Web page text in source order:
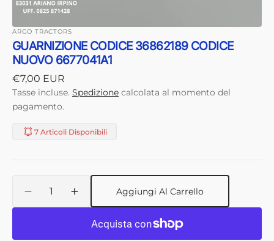
ARGO TRACTORS
GUARNIZIONE CODICE 36862189 CODICE
NUOVO 6677041A1
Prezzo
di
listino
€7,00 EUR
Tasse incluse. Spedizione calcolata al momento del
pagamento.
7 Articoli Disponibili
Diminuisci
quantità
Aumenta
quantità
Aggiungi Al Carrello